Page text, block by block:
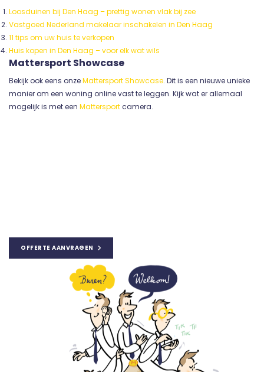
Loosduinen bij Den Haag – prettig wonen vlak bij zee
Vastgoed Nederland makelaar inschakelen in Den Haag
11 tips om uw huis te verkopen
Huis kopen in Den Haag – voor elk wat wils
Mattersport Showcase
Bekijk ook eens onzeMattersport Showcase. Dit is een nieuwe unieke
manier om een woning online vast te leggen. Kijk wat er allemaal
mogelijk is met een Mattersportcamera.
OFFERTE AANVRAGEN